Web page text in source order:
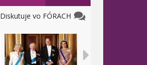
Diskutuje vo FÓRACH